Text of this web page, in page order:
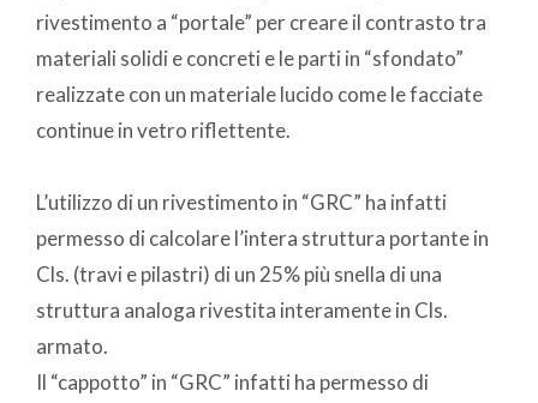
rivestimento a “portale” per creare il contrasto tra
materiali solidi e concreti e le parti in “sfondato”
realizzate con un materiale lucido come le facciate
continue in vetro riflettente.
L’utilizzo di un rivestimento in “GRC” ha infatti
permesso di calcolare l’intera struttura portante in
Cls. (travi e pilastri) di un 25% più snella di una
struttura analoga rivestita interamente in Cls.
armato.
Il “cappotto” in “GRC” infatti ha permesso di